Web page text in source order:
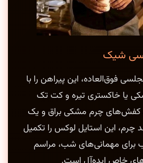
شیک
فوق‌العاده، این پیراهن را با
یا خاکستری تیره و کت تک
چرم مشکی براق و یک
چرم، این استایل لوکس را تکمیل
برای مهمانی‌های شب، مراسم